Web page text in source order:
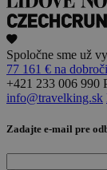
Spoločne sme už
77 161 € na
+421 233 006 990
info@travelking.sk
Zadajte e-mail pre